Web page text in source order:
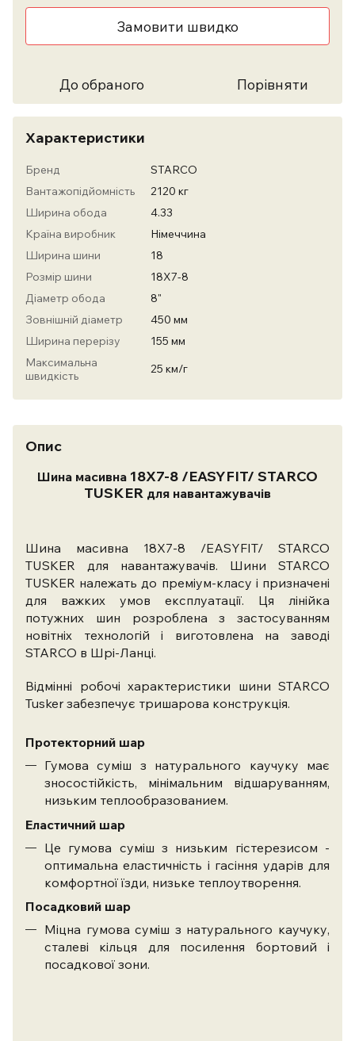
Замовити швидко
До обраного Порівняти
Характеристики
Бренд
STARCO
Вантажопідйомність
2120 кг
Ширина обода
4.33
Країна виробник
Німеччина
Ширина шини
18
Розмір шини
18X7-8
Діаметр обода
8"
Зовнішній діаметр
450 мм
Ширина перерізу
155 мм
Максимальна
швидкість
25 км/г
Опис
Шина масивна 18X7-8 /EASYFIT/ STARCO
TUSKER для навантажувачів
Шина масивна 18X7-8 /EASYFIT/ STARCO
TUSKER для навантажувачів. Шини STARCO
TUSKER належать до преміум-класу і призначені
для важких умов експлуатації. Ця лінійка
потужних шин розроблена з застосуванням
новітніх технологій і виготовлена ​​на заводі
STARCO в Шрі-Ланці.
Відмінні робочі характеристики шини STARCO
Tusker забезпечує тришарова конструкція.
Протекторний шар
Гумова суміш з натурального каучуку має
зносостійкість, мінімальним відшаруванням,
низьким теплообразованием.
Еластичний шар
Це гумова суміш з низьким гістерезисом -
оптимальна еластичність і гасіння ударів для
комфортної їзди, низьке теплоутворення.
Посадковий шар
Міцна гумова суміш з натурального каучуку,
сталеві кільця для посилення бортовий і
посадкової зони.